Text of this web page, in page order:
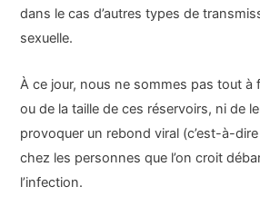
dans le cas d’autres types de
sexuelle.
À ce jour, nous ne sommes pas tout à
ou de la taille de ces réservoirs, ni de
provoquer un rebond viral (c’est-à-
chez les personnes que l’on croit
l’infection.